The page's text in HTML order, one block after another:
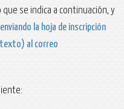
que se indica a continuación, y
la hoja de inscripción
texto) al correo